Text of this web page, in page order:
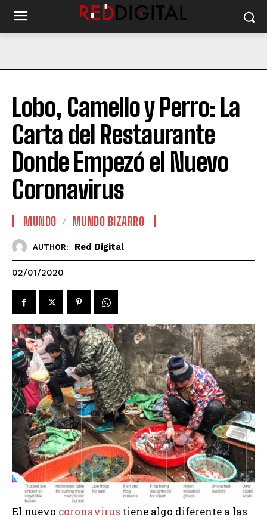
Lobo, Camello y Perro: La
Carta del Restaurante
Donde Empezó el Nuevo
Coronavirus
MUNDO MUNDO BIZARRO
AUTHOR: Red Digital
02/01/2020
El nuevo coronavirus tiene algo diferente a las